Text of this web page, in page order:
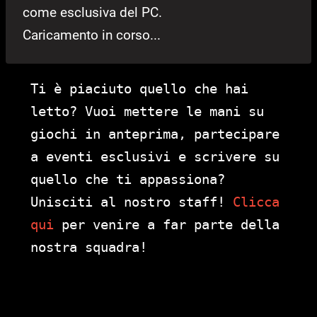
come esclusiva del PC.
Caricamento in corso...
Ti è piaciuto quello che hai
letto? Vuoi mettere le mani su
giochi in anteprima, partecipare
a eventi esclusivi e scrivere su
quello che ti appassiona?
Unisciti al nostro staff! Clicca
qui per venire a far parte della
nostra squadra!